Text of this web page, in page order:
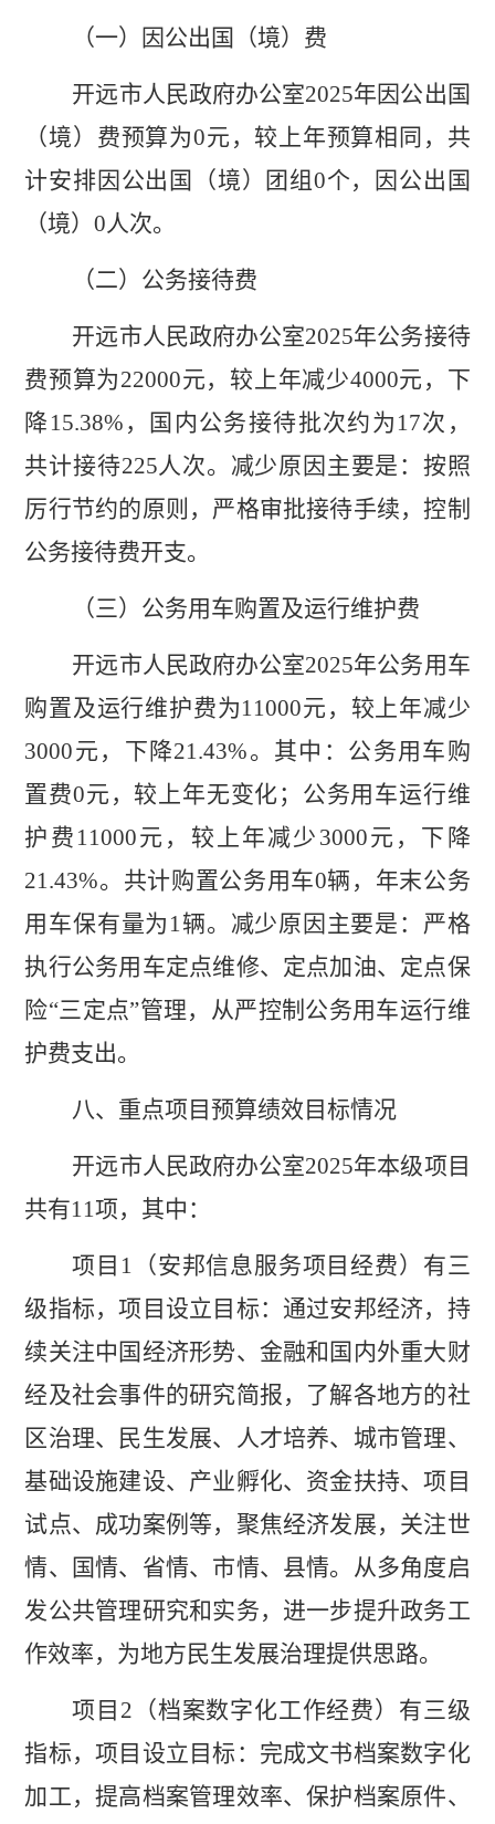
（一）因公出国（境）费
开远市人民政府办公室2025年因公出国
（境）费预算为0元，较上年预算相同，共
计安排因公出国（境）团组 0个，因公出国
（境）0 人次。
（二）公务接待费
开远市人民政府办公室2025年公务接待
费预算为22000元，较上年减少4000元，下
降 15.38% ， 国内公务接待批次约为 17次，
共计接待225 人次。 减少原因主要是：按照
厉行节约的原则，严格审批接待手续，控制
公务接待费开支。
（三）公务用车购置及运行维护费
开远市人民政府办公室2025年公务用车
购置及运行维护费为1 1000元，较上年减少
3000元，下降21.43%。其中：公务用车购
置费0元，较上年无变化；公务用车运行维
护费 1 1000元，较 上年减少 3000元，下降
21.43%。共计购置公务用车0辆，年末公务
用车保有量为 1 辆。 减少原因主要是：严格
执行公务用车定点维修、定点加油、定点保
险“三定点”管理，从严控制公务用车运行维
护费支出。
八、重点项目预算绩效目标情况
开远市人民政府办公室2025年本级项目
共有11项，其中：
项目 1
（安邦信息服务项目经费）有三
级指标，项目设立目标： 通过安邦经济，持
续关注中国经济形势、金融和国内外重大财
经及社会事件的研究简报，了解各地方的社
区治理、民生发展、人才培养、城市管理、
基础设施建设、产业孵化、资金扶持、项目
试点、成功案例等，聚焦经济发展，关注世
情、国情、省情、市情、县情。从多角度启
发公共管理研究和实务，进一步提升政务工
作效率，为地方民生发展治理提供思路。
项目 2 （档案数字化工作经费）有三级
指标，项目设立目标：完成文书档案数字化
加工，提高档案管理效率、保护档案原件、